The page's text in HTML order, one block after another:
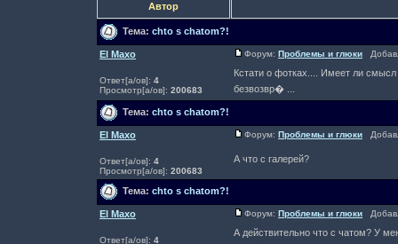
Автор
Тема: chto s chatom?!
El Maxo
Ответ[а/ов]: 4
Просмотр[а/ов]: 200683
Форум: Проблемы и глюки
Кстати о фотках.... Имеет ли
безвозвр� ...
Тема: chto s chatom?!
El Maxo
Ответ[а/ов]: 4
Просмотр[а/ов]: 200683
Форум: Проблемы и глюки
А что с галерей?
Тема: chto s chatom?!
El Maxo
Ответ[а/ов]: 4
Форум: Проблемы и глюки
А действительно что с чатом? У